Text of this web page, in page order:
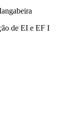
de EI e EF I